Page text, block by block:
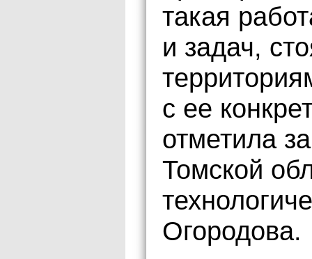
такая
и задач,
с ее
отметила
Томской
Огородова.